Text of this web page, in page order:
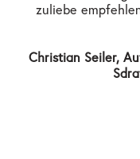
zuliebe
Christian Seiler,